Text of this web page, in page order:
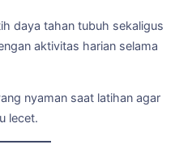
daya tahan tubuh sekaligus
aktivitas harian selama
nyaman saat latihan agar
lecet.